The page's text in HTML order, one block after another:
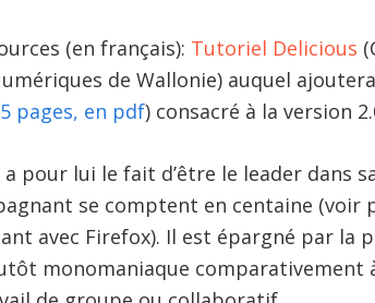
(en français): Tutoriel Delicious
de Wallonie) auquel
5 pages, en pdf) consacré à la version
a pour lui le fait d’être le leader dans
se comptent en centaine (voir
avec Firefox). Il est épargné par la
monomaniaque comparativement